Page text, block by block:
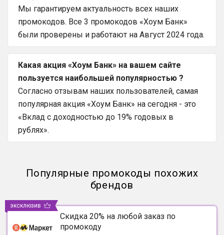
Мы гарантируем актуальность всех наших
промокодов. Все 3 промокодов «Хоум Банк»
были проверены и работают на Август 2024 года.
Какая акция «Хоум Банк» на вашем сайте
пользуется наибольшей популярностью ?
Согласно отзывам наших пользователей, самая
популярная акция «Хоум Банк» на сегодня - это
«Вклад с доходностью до 19% годовых в
рублях».
Популярные промокоды похожих
брендов
Скидка 20% на любой заказ по
промокоду
эксклюзив